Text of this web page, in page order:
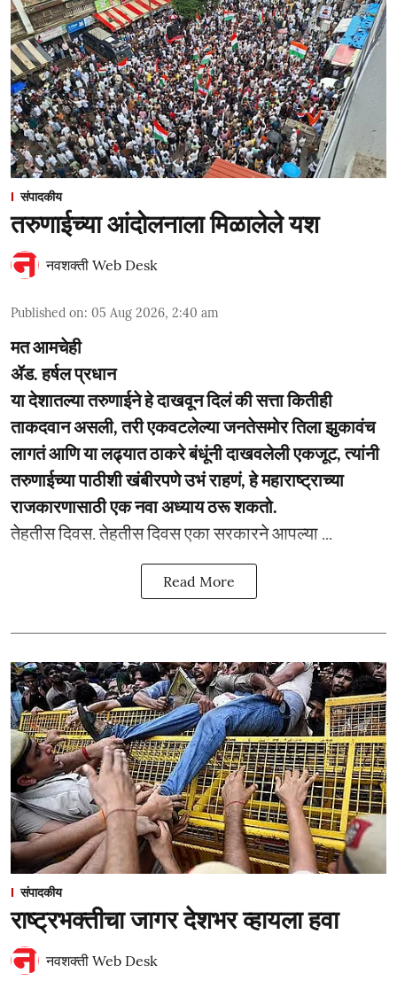
संपादकीय
तरुणाईच्या आंदोलनाला मिळालेले यश
नवशक्ती Web Desk
Published on: 05 Aug 2026, 2:40 am
मत आमचेही
ॲड. हर्षल प्रधान
या देशातल्या तरुणाईने हे दाखवून दिलं की सत्ता कितीही
ताकदवान असली, तरी एकवटलेल्या जनतेसमोर तिला झुकावंच
लागतं आणि या लढ्यात ठाकरे बंधूंनी दाखवलेली एकजूट, त्यांनी
तरुणाईच्या पाठीशी खंबीरपणे उभं राहणं, हे महाराष्ट्राच्या
राजकारणासाठी एक नवा अध्याय ठरू शकतो.
­­तेहतीस दिवस. तेहतीस दिवस एका सरकारने आपल्या ...
Read More
संपादकीय
राष्ट्रभक्तीचा जागर देशभर व्हायला हवा
नवशक्ती Web Desk